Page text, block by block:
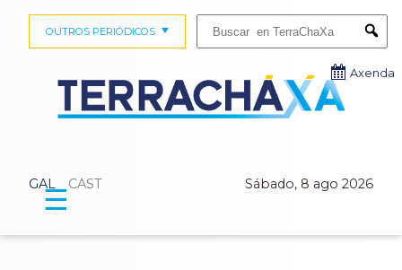
GAL CAST Sábado, 8 ago 2026
OUTROS PERIÓDICOS
Axenda
☰